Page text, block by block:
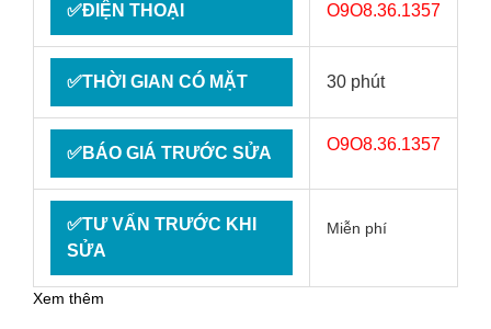
✅ĐIỆN THOẠI O9O8.36.1357
✅THỜI GIAN CÓ MẶT 30 phút
✅BÁO GIÁ TRƯỚC SỬA O9O8.36.1357
✅TƯ VẤN TRƯỚC KHI
SỬA
Miễn phí
Xem thêm